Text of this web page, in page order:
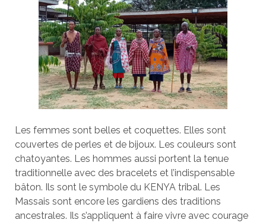
Les femmes sont belles et coquettes. Elles sont
couvertes de perles et de bijoux. Les couleurs sont
chatoyantes. Les hommes aussi portent la tenue
traditionnelle avec des bracelets et l’indispensable
bâton. Ils sont le symbole du KENYA tribal. Les
Massais sont encore les gardiens des traditions
ancestrales. Ils s’appliquent à faire vivre avec courage